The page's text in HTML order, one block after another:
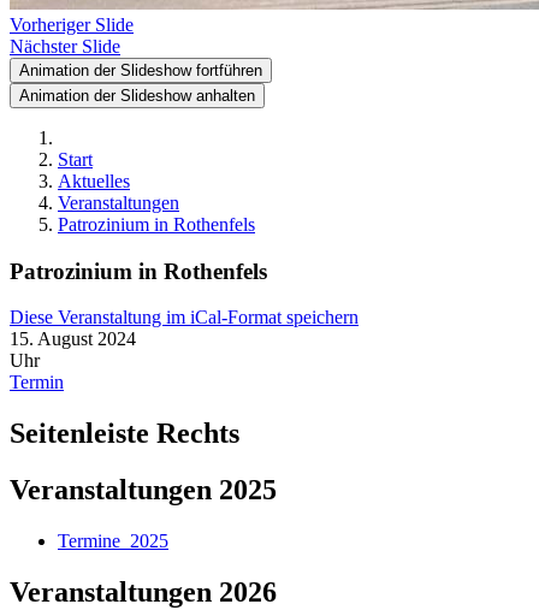
Vorheriger Slide
Nächster Slide
Animation der Slideshow fortführen
Animation der Slideshow anhalten
Start
Aktuelles
Veranstaltungen
Patrozinium in Rothenfels
Patrozinium in Rothenfels
Diese Veranstaltung im iCal-Format speichern
15. August 2024
Uhr
Termin
Seitenleiste Rechts
Veranstaltungen 2025
Termine_2025
Veranstaltungen 2026